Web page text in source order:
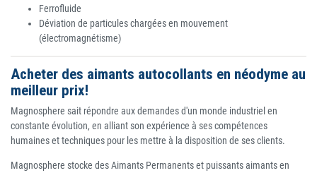
Ferrofluide
Déviation de particules chargées en mouvement
(électromagnétisme)
Acheter des aimants autocollants en néodyme au
meilleur prix!
Magnosphere sait répondre aux demandes d'un monde industriel en
constante évolution, en alliant son expérience à ses compétences
humaines et techniques pour les mettre à la disposition de ses clients.
Magnosphere stocke des Aimants Permanents et puissants aimants en